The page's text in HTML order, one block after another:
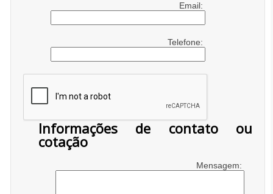
Email:
Telefone:
Informações de contato ou
cotação
Mensagem: